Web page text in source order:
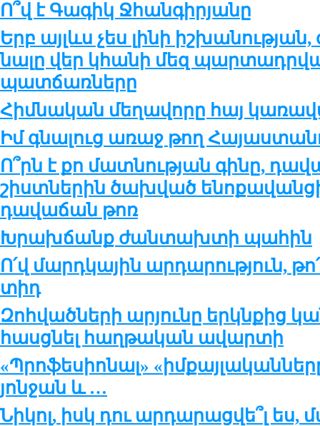
Ո՞վ է Գագիկ Ջհանգիրյանը
Երբ այլևս չես լի­նի
նա­լը վեր կհա­նի մեզ
պատ­ճառ­նե­րը
Հիմ­նա­կան մե­ղա­վո­րը հայ
Իմ գնա­լուց ա­ռաջ թող
Ո՞րն է քո մատ­նու­թ­յան գի­նը,
շիստ­նե­րին ծախ­ված
դա­վա­ճան թոռ
Խրախ­ճանք ժան­տախ­տի պա­հին
Ո՛վ մարդ­կա­յին ար­դա­րու­թ­յուն,
տիդ
Զոհ­ված­նե­րի ա­ր­յու­նը երկն­քից
հասց­նել հաղ­թա­կան ա­վար­տի
«Պրո­ֆե­սիո­նալ»
յոն­ջան և …
Նի­կոլ, իսկ դու ար­դա­րաց­վե՞լ ես,